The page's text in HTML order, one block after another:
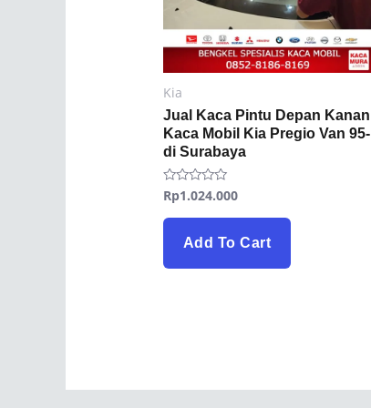
Kia
Jual Kaca Pintu Depan Kanan
Kaca Mobil Kia Pregio Van 95-
di Surabaya
Rated
0
out
Rp1.024.000
Add To Cart